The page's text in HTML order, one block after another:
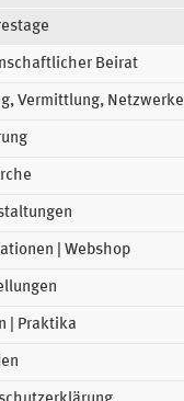
Beirat
Vermittlung, Netzwerke
| Webshop
| Praktika